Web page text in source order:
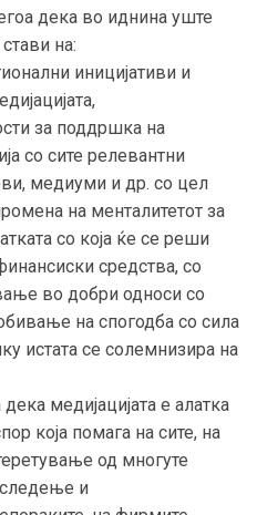
дека во иднина уште
на:
иницијативи и
за поддршка на
со сите релевантни
медиуми и др. со цел
на менталитетот за
со која ќе се реши
средства, со
во добри односи со
на спогодба со сила
истата се солемнизира на
медијацијата е алатка
која помага на сите, на
од многуте
и